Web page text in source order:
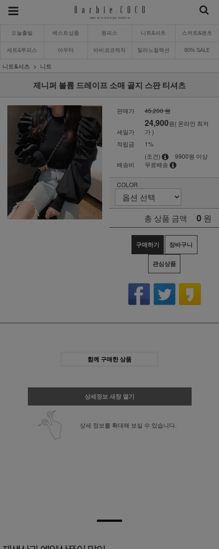
오늘출발 베스트상품 원피스 니트&셔츠 스커트&팬츠
세트&투피스 아우터 바비코코제작 밀라노컬렉션 80% SALE
니트&셔츠 니트
제니퍼 볼륨 드레이프 소매 골지 스판 티셔츠
판매가 45,200 원
세일가
24,900원( 온라인 최저
가 )
적립금
1%
배송비
(조건)
9900원 이상
무료배송
COLOR
총 상품 금액 0 원
구매하기 장바구니
관심상품
함께 구매한 상품
상세정보 새창 열기
상세 정보를 확대해 보실 수 있습니다.